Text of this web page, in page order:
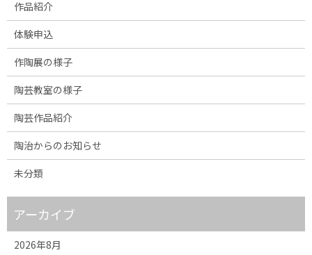
作品紹介
体験申込
作陶展の様子
陶芸教室の様子
陶芸作品紹介
陶治からのお知らせ
未分類
アーカイブ
2026年8月